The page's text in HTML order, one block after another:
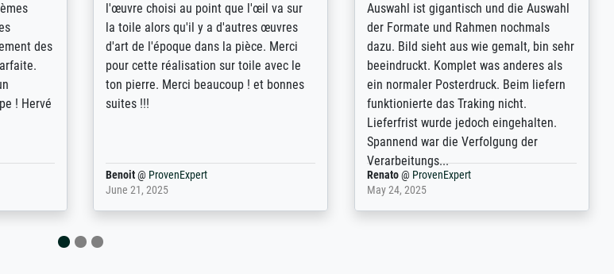
desastreus. De gemelde leveringstijd
sloeg nergens op. Er werd niet
aangebeld en niet geleverd op de
voorziene dag. Er werd ook geen
duidelijke informatie gegeven over wat
er dan met het pakket ging gebeuren.
Anonym@ProvenExpert
December 12, 2025
Annunciation by Fra Angelico from a
very large and popular American
"art/poster" site advertising giclee print
quality. The quality for a large print was
atrocious. They refunded me when I sent
pictures of the blurry print vs. a
Wikipedia commons representation.
They stated they couldn't do ...
Anonym@ProvenExpert
December 4, 2025